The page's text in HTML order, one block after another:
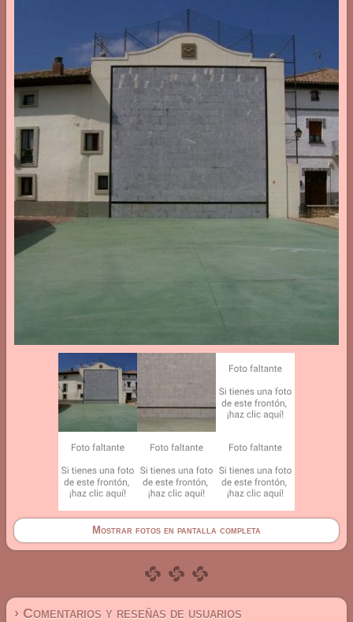
Mostrar fotos en pantalla completa
› Comentarios y reseñas de usuarios